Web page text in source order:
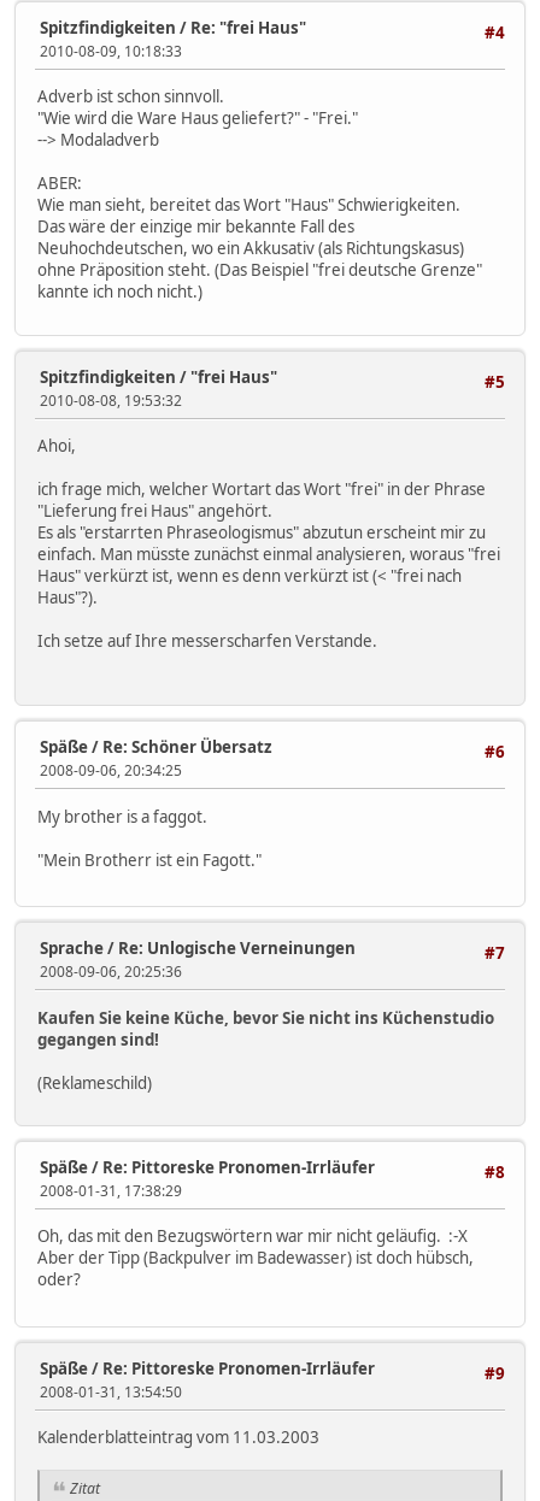
#4
Spitzfindigkeiten / Re: "frei Haus"
2010-08-09, 10:18:33
Adverb ist schon sinnvoll.
"Wie wird die Ware Haus geliefert?" - "Frei."
--> Modaladverb
ABER:
Wie man sieht, bereitet das Wort "Haus" Schwierigkeiten.
Das wäre der einzige mir bekannte Fall des
Neuhochdeutschen, wo ein Akkusativ (als Richtungskasus)
ohne Präposition steht. (Das Beispiel "frei deutsche Grenze"
kannte ich noch nicht.)
#5
Spitzfindigkeiten / "frei Haus"
2010-08-08, 19:53:32
Ahoi,
ich frage mich, welcher Wortart das Wort "frei" in der Phrase
"Lieferung frei Haus" angehört.
Es als "erstarrten Phraseologismus" abzutun erscheint mir zu
einfach. Man müsste zunächst einmal analysieren, woraus "frei
Haus" verkürzt ist, wenn es denn verkürzt ist (< "frei nach
Haus"?).
Ich setze auf Ihre messerscharfen Verstande.
#6
Späße/ Re: Schöner Übersatz
2008-09-06, 20:34:25
My brother is a faggot.
"Mein Brotherr ist ein Fagott."
#7
Sprache/ Re: Unlogische Verneinungen
2008-09-06, 20:25:36
Kaufen Sie keine Küche, bevor Sie nicht ins Küchenstudio
gegangen sind!
(Reklameschild)
#8
Späße/ Re: Pittoreske Pronomen-Irrläufer
2008-01-31, 17:38:29
Oh, das mit den Bezugswörtern war mir nicht geläufig. :-X
Aber der Tipp (Backpulver im Badewasser) ist doch hübsch,
oder?
#9
Späße/ Re: Pittoreske Pronomen-Irrläufer
2008-01-31, 13:54:50
Kalenderblatteintrag vom 11.03.2003
Zitat